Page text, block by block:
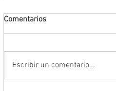
Comentarios
Escribir un comentario...